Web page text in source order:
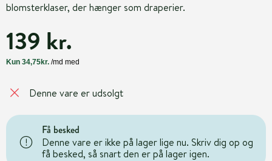
blomsterklaser, der hænger som draperier.
139 kr.
Denne vare er udsolgt
Få besked
Denne vare er ikke på lager lige nu. Skriv dig op og
få besked, så snart den er på lager igen.